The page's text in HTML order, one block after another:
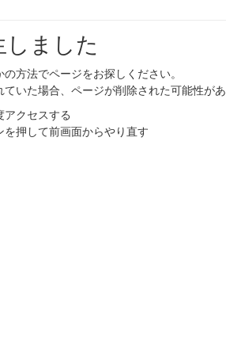
しました
方法でページをお探しください。
ていた場合、ページが削除された可能性が
アクセスする
押して前画面からやり直す